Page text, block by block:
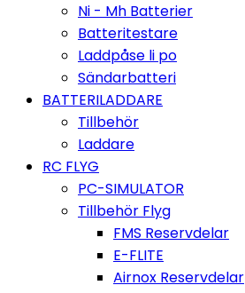
Ni - Mh Batterier
Batteritestare
Laddpåse li po
Sändarbatteri
BATTERILADDARE
Tillbehör
Laddare
RC FLYG
PC-SIMULATOR
Tillbehör Flyg
FMS Reservdelar
E-FLITE
Airnox Reservdelar